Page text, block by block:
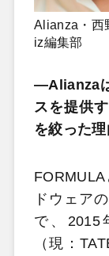
Alianza・西
iz編集部
―Alianza
スを提供
を絞った理
ドウェア
で、2015
（現：